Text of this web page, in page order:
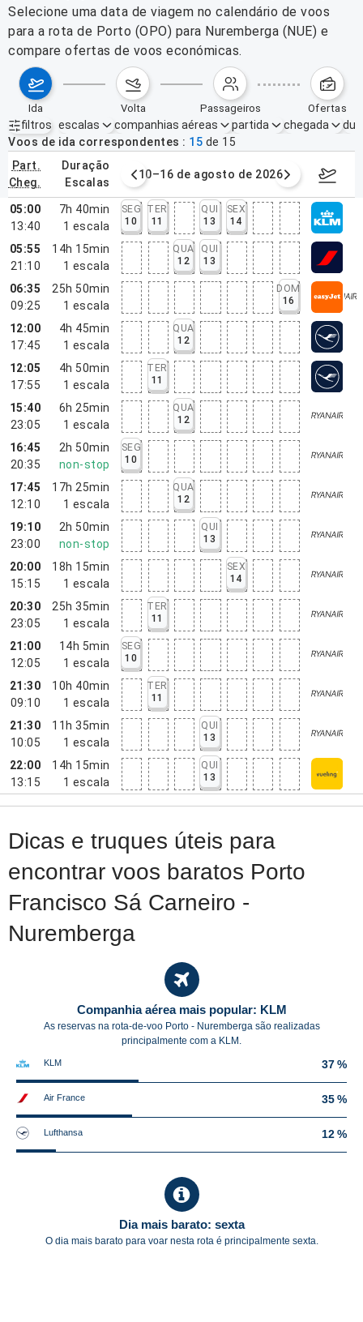
Selecione uma data de viagem no calendário de voos
para a rota de Porto (OPO) para Nuremberga (NUE) e
compare ofertas de voos económicas.
ida volta passageiros ofertas
filtros
Filtros ativos nenhum
escalas companhias aéreas partida chegada
Voos de ida correspondentes
15 de 15
part.
cheg.
duração
escalas
agosto de 2026 10–16 de agosto de 2026 17–23
05:00
13:40
7h 40min
1 escala
SEG
10
TER
11
QUI
13
SEX
14
05:55
21:10
14h 15min
1 escala
QUA
12
QUI
13
06:35
09:25
25h 50min
1 escala
DOM
16
12:00
17:45
4h 45min
1 escala
QUA
12
12:05
17:55
4h 50min
1 escala
TER
11
15:40
23:05
6h 25min
1 escala
QUA
12
16:45
20:35
2h 50min
non-stop
SEG
10
17:45
12:10
17h 25min
1 escala
QUA
12
19:10
23:00
2h 50min
non-stop
QUI
13
20:00
15:15
18h 15min
1 escala
SEX
14
20:30
23:05
25h 35min
1 escala
TER
11
21:00
12:05
14h 5min
1 escala
SEG
10
21:30
09:10
10h 40min
1 escala
TER
11
21:30
10:05
11h 35min
1 escala
QUI
13
22:00
13:15
14h 15min
1 escala
QUI
13
Dicas e truques úteis para
encontrar voos baratos Porto
Francisco Sá Carneiro -
Nuremberga
Companhia aérea mais popular: KLM
As reservas na rota-de-voo Porto - Nuremberga são realizadas
principalmente com a KLM.
KLM 37 %
Air France 35 %
Lufthansa 12 %
Dia mais barato: sexta
O dia mais barato para voar nesta rota é principalmente sexta.